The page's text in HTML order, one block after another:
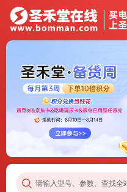
请输入型号、参数、查找全